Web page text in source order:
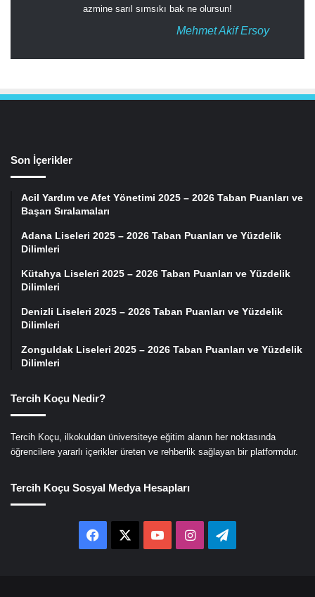
azmine sarıl sımsıkı bak ne olursun!
Mehmet Akif Ersoy
Son İçerikler
Acil Yardım ve Afet Yönetimi 2025 – 2026 Taban Puanları ve
Başarı Sıralamaları
Adana Liseleri 2025 – 2026 Taban Puanları ve Yüzdelik
Dilimleri
Kütahya Liseleri 2025 – 2026 Taban Puanları ve Yüzdelik
Dilimleri
Denizli Liseleri 2025 – 2026 Taban Puanları ve Yüzdelik
Dilimleri
Zonguldak Liseleri 2025 – 2026 Taban Puanları ve Yüzdelik
Dilimleri
Tercih Koçu Nedir?
Tercih Koçu, ilkokuldan üniversiteye eğitim alanın her noktasında
öğrencilere yararlı içerikler üreten ve rehberlik sağlayan bir platformdur.
Tercih Koçu Sosyal Medya Hesapları
Facebook YouTubeInstagramTelegram